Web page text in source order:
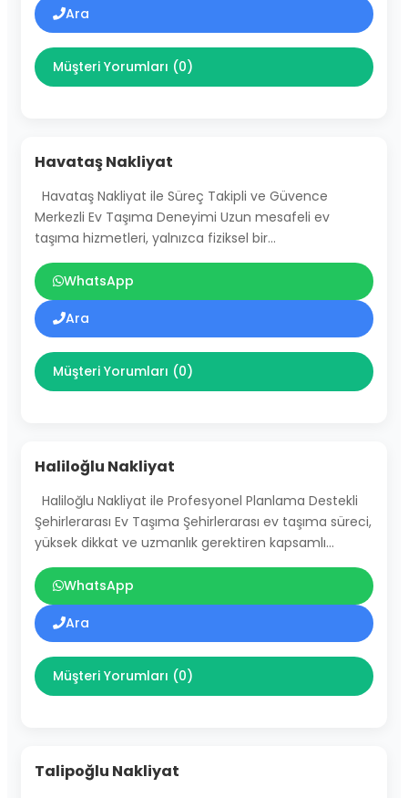
Ara
Müşteri Yorumları (0)
Havataş Nakliyat
Havataş Nakliyat ile Süreç Takipli ve Güvence
Merkezli Ev Taşıma Deneyimi Uzun mesafeli ev
taşıma hizmetleri, yalnızca fiziksel bir…
WhatsApp
Ara
Müşteri Yorumları (0)
Haliloğlu Nakliyat
Haliloğlu Nakliyat ile Profesyonel Planlama Destekli
Şehirlerarası Ev Taşıma Şehirlerarası ev taşıma süreci,
yüksek dikkat ve uzmanlık gerektiren kapsamlı…
WhatsApp
Ara
Müşteri Yorumları (0)
Talipoğlu Nakliyat